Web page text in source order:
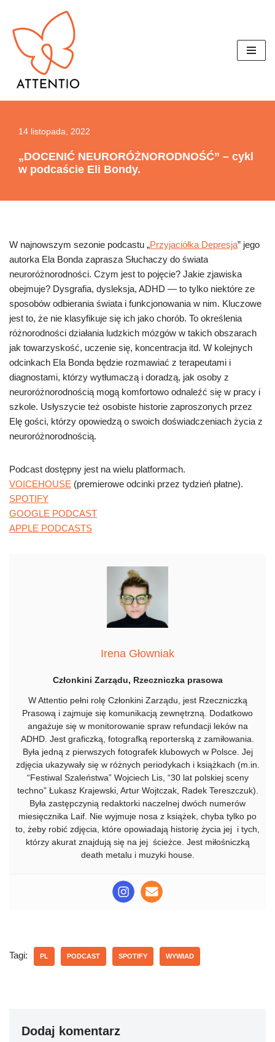
Przejdź
do
treści
14 listopada, 2022
„DOCENIĆ NEURORÓŻNORODNOŚĆ” – cykl
w podcaście Eli Bondy.
W najnowszym sezonie podcastu „Przyjaciółka Depresja” jego
autorka Ela Bonda zaprasza Słuchaczy do świata
neuroróżnorodności. Czym jest to pojęcie? Jakie zjawiska
obejmuje? Dysgrafia, dysleksja, ADHD — to tylko niektóre ze
sposobów odbierania świata i funkcjonowania w nim. Kluczowe
jest to, że nie klasyfikuje się ich jako chorób. To określenia
różnorodności działania ludzkich mózgów w takich obszarach
jak towarzyskość, uczenie się, koncentracja itd. W kolejnych
odcinkach Ela Bonda będzie rozmawiać z terapeutami i
diagnostami, którzy wytłumaczą i doradzą, jak osoby z
neuroróżnorodnością mogą komfortowo odnaleźć się w pracy i
szkole. Usłyszycie też osobiste historie zaproszonych przez
Elę gości, którzy opowiedzą o swoich doświadczeniach życia z
neuroróżnorodnością.
Podcast dostępny jest na wielu platformach.
VOICEHOUSE (premierowe odcinki przez tydzień płatne).
SPOTIFY
GOOGLE PODCAST
APPLE PODCASTS
Irena Głowniak
Członkini Zarządu, Rzeczniczka prasowa
W Attentio pełni rolę Członkini Zarządu, jest Rzeczniczką
Prasową i zajmuje się komunikacją zewnętrzną. Dodatkowo
angażuje się w monitorowanie spraw refundacji leków na
ADHD. Jest graficzką, fotografką reporterską z zamiłowania.
Była jedną z pierwszych fotografek klubowych w Polsce. Jej
zdjęcia ukazywały się w różnych periodykach i książkach (m.in.
“Festiwal Szaleństwa” Wojciech Lis, “30 lat polskiej sceny
techno” Łukasz Krajewski, Artur Wojtczak, Radek Tereszczuk).
Była zastępczynią redaktorki naczelnej dwóch numerów
miesięcznika Laif. Nie wyjmuje nosa z książek, chyba tylko po
to, żeby robić zdjęcia, które opowiadają historię życia jej i tych,
którzy akurat znajdują się na jej ścieżce. Jest miłośniczką
death metalu i muzyki house.
Tagi: PL PODCAST SPOTIFY WYWIAD
Dodaj komentarz